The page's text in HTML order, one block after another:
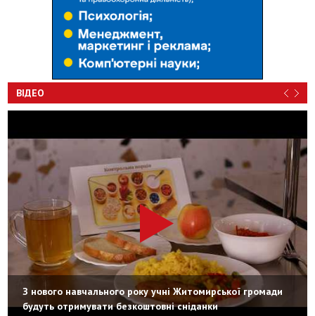
ВІДЕО
З нового навчального року учні Житомирської громади
будуть отримувати безкоштовні сніданки